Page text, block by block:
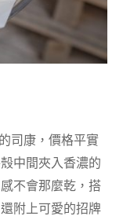
司康，價格平實
中間夾入香濃的
不會那麼乾，搭
附上可愛的招牌